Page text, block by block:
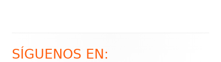
Barra
SÍGUENOS EN: